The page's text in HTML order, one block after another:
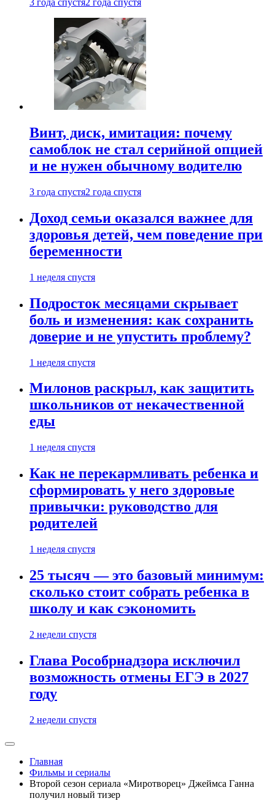
3 года спустя2 года спустя
Винт, диск, имитация: почему
самоблок не стал серийной опцией
и не нужен обычному водителю
3 года спустя2 года спустя
Доход семьи оказался важнее для
здоровья детей, чем поведение при
беременности
1 неделя спустя
Подросток месяцами скрывает
боль и изменения: как сохранить
доверие и не упустить проблему?
1 неделя спустя
Милонов раскрыл, как защитить
школьников от некачественной
еды
1 неделя спустя
Как не перекармливать ребенка и
сформировать у него здоровые
привычки: руководство для
родителей
1 неделя спустя
25 тысяч — это базовый минимум:
сколько стоит собрать ребенка в
школу и как сэкономить
2 недели спустя
Глава Рособрнадзора исключил
возможность отмены ЕГЭ в 2027
году
2 недели спустя
Главная
Фильмы и сериалы
Второй сезон сериала «Миротворец» Джеймса Ганна
получил новый тизер